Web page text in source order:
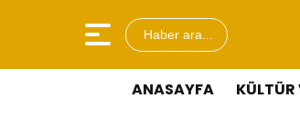
Haber ara...
ANASAYFA KÜLTÜR